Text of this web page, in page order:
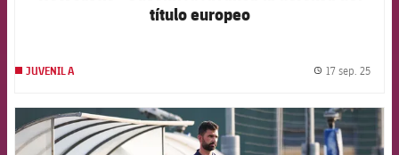
título europeo
JUVENIL A 17 sep. 25
FCB Barcelona badge